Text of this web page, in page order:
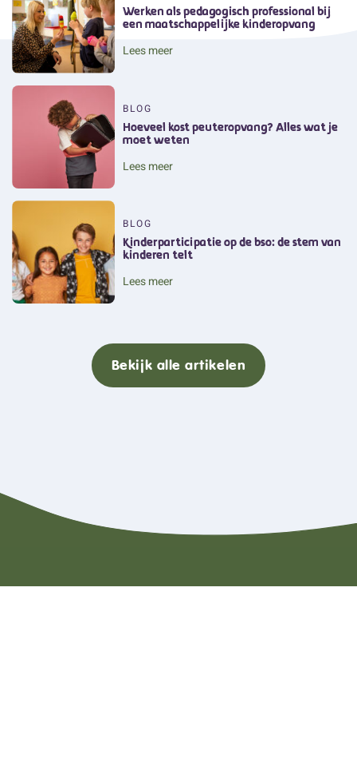
Werken als pedagogisch professional bij
een maatschappelijke kinderopvang
Lees meer
BLOG
Hoeveel kost peuteropvang? Alles wat je
moet weten
Lees meer
BLOG
Kinderparticipatie op de bso: de stem van
kinderen telt
Lees meer
Bekijk alle artikelen